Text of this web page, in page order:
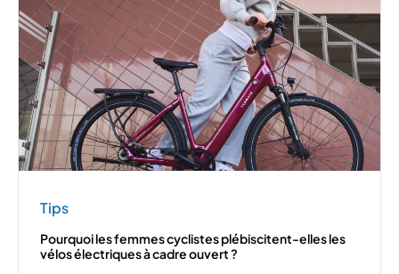
Tips
Pourquoi les femmes cyclistes plébiscitent-elles les
vélos électriques à cadre ouvert ?